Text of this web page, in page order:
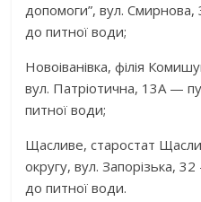
допомоги”, вул. Смирнова,
до питної води;
Новоіванівка, філія
вул. Патріотична, 13А —
питної води;
Щасливе, старостат
округу, вул. Запорізька,
до питної води.